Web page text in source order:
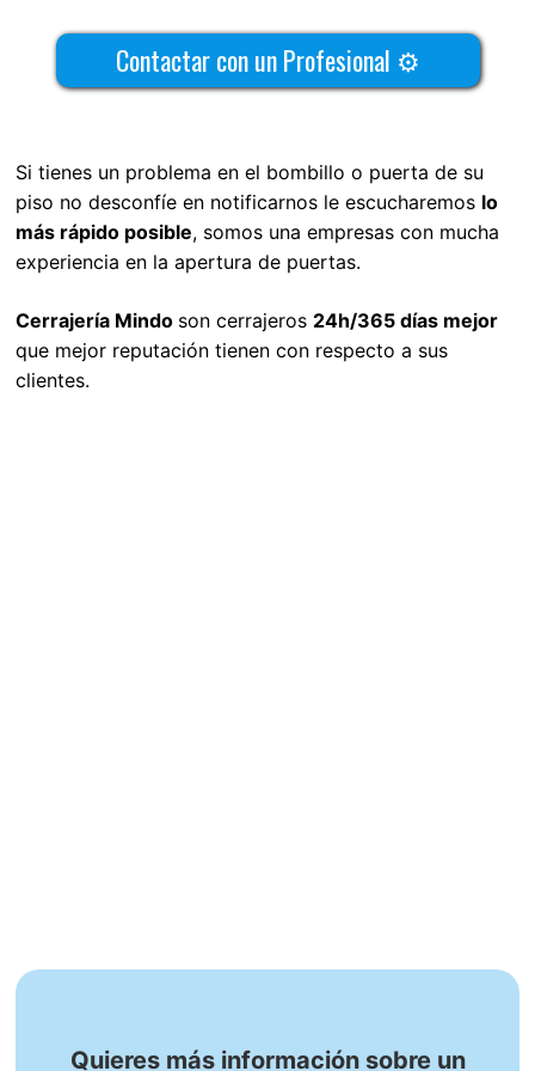
Contactar con un Profesional ⚙
Si tienes un problema en el bombillo o puerta de su
piso no desconfíe en notificarnos le escucharemos lo
más rápido posible, somos una empresas con mucha
experiencia en la apertura de puertas.
Cerrajería Mindo son cerrajeros 24h/365 días mejor
que mejor reputación tienen con respecto a sus
clientes.
Quieres más información sobre un